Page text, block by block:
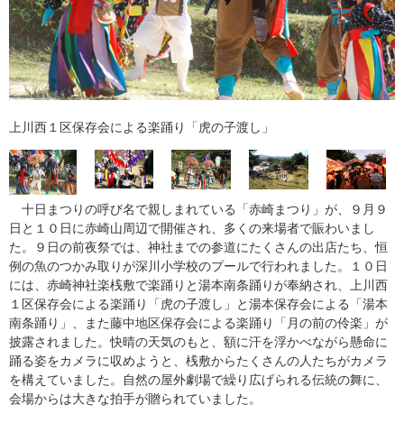
上川西１区保存会による楽踊り「虎の子渡し」
十日まつりの呼び名で親しまれている「赤崎まつり」が、９月９
日と１０日に赤崎山周辺で開催され、多くの来場者で賑わいまし
た。９日の前夜祭では、神社までの参道にたくさんの出店たち、恒
例の魚のつかみ取りが深川小学校のプールで行われました。１０日
には、赤崎神社楽桟敷で楽踊りと湯本南条踊りが奉納され、上川西
１区保存会による楽踊り「虎の子渡し」と湯本保存会による「湯本
南条踊り」、また藤中地区保存会による楽踊り「月の前の伶楽」が
披露されました。快晴の天気のもと、額に汗を浮かべながら懸命に
踊る姿をカメラに収めようと、桟敷からたくさんの人たちがカメラ
を構えていました。自然の屋外劇場で繰り広げられる伝統の舞に、
会場からは大きな拍手が贈られていました。